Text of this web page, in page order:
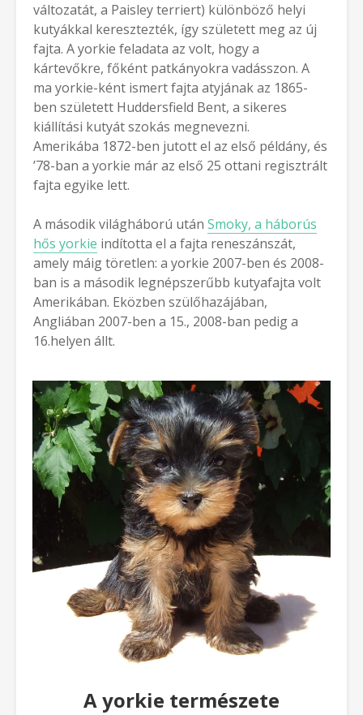
változatát, a Paisley terriert) különböző helyi
kutyákkal keresztezték, így született meg az új
fajta. A yorkie feladata az volt, hogy a
kártevőkre, főként patkányokra vadásszon. A
ma yorkie-ként ismert fajta atyjának az 1865-
ben született Huddersfield Bent, a sikeres
kiállítási kutyát szokás megnevezni.
Amerikába 1872-ben jutott el az első példány, és
’78-ban a yorkie már az első 25 ottani regisztrált
fajta egyike lett.
A második világháború után Smoky, a háborús
hős yorkie indította el a fajta reneszánszát,
amely máig töretlen: a yorkie 2007-ben és 2008-
ban is a második legnépszerűbb kutyafajta volt
Amerikában. Eközben szülőhazájában,
Angliában 2007-ben a 15., 2008-ban pedig a
16.helyen állt.
A yorkie természete